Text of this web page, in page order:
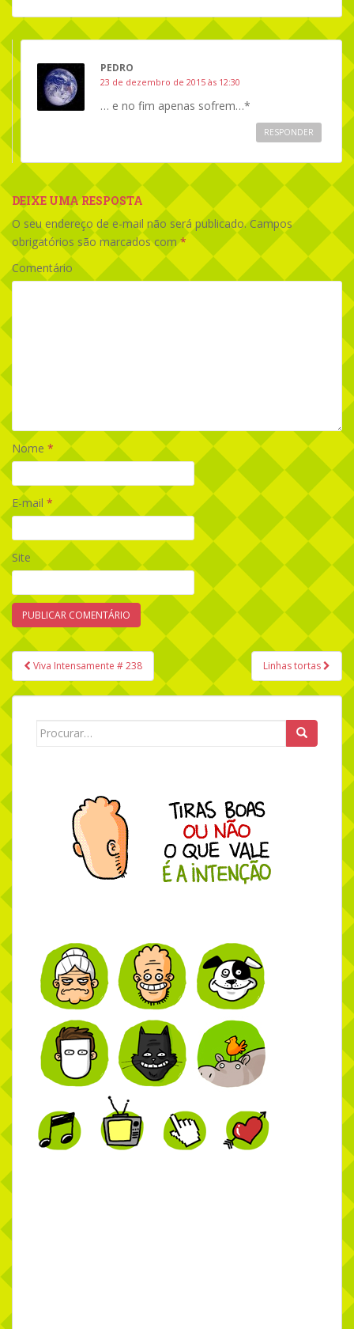
PEDRO
23 de dezembro de 2015 às 12:30
… e no fim apenas sofrem…*
RESPONDER
DEIXE UMA RESPOSTA
O seu endereço de e-mail não será publicado.Campos
obrigatórios são marcados com*
Comentário
Nome *
E-mail *
Site
Navegação de Post
Viva Intensamente # 238 Linhas tortas
Search for: